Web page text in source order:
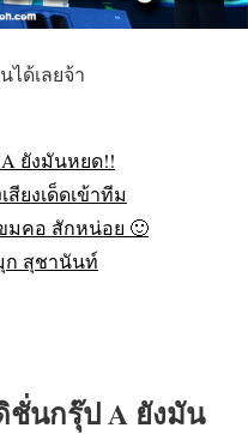
ได้เลยจ้า
ยังมันหยด!!
ยงเด็ดเข้าทีม
มคอ สักหน่อย 🙂
ก สุชานันท์
ชั่นกรุ๊ป A ยังมัน